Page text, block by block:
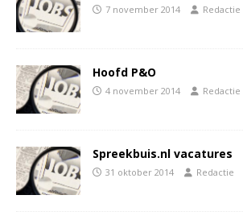
7 november 2014 Redactie
Hoofd P&O
4 november 2014 Redactie
Spreekbuis.nl vacatures
31 oktober 2014 Redactie